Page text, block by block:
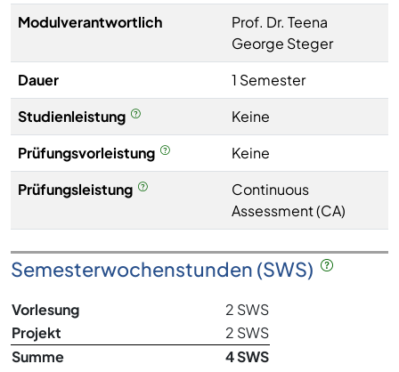
Modulverantwortlich
Prof. Dr. Teena
George Steger
Dauer
1 Semester
Studienleistung
Keine
Prüfungsvorleistung
Keine
Prüfungsleistung
Continuous
Assessment (CA)
Semesterwochenstunden (SWS)
Vorlesung
2 SWS
Projekt
2 SWS
Summe
4 SWS